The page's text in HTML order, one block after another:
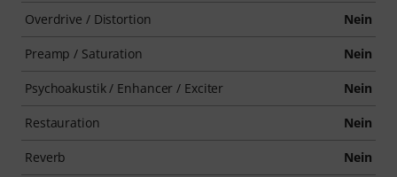
Overdrive / Distortion Nein
Preamp / Saturation Nein
Psychoakustik / Enhancer / Exciter Nein
Restauration Nein
Reverb Nein